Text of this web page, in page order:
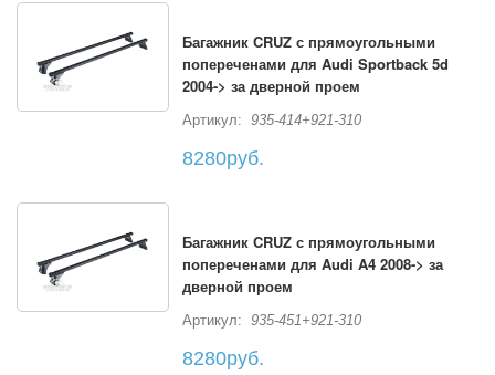
Багажник CRUZ с прямоугольными
попереченами для Audi Sportback 5d
2004-> за дверной проем
Артикул: 935-414+921-310
8280руб.
Багажник CRUZ с прямоугольными
попереченами для Audi A4 2008-> за
дверной проем
Артикул: 935-451+921-310
8280руб.